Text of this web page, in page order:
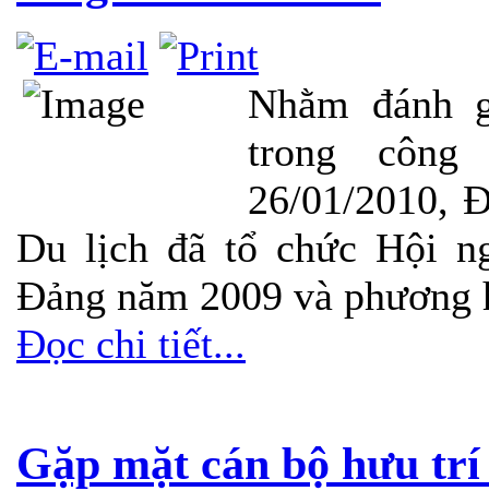
Nhằm đánh
trong
26/01/2010,
Du lịch đã tổ chức Hội
Đảng năm 2009 và
Đọc chi tiết...
Gặp mặt cán bộ hưu